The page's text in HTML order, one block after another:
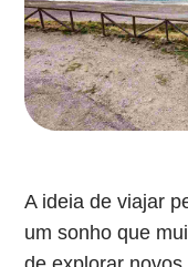
A ideia de viajar
um sonho que